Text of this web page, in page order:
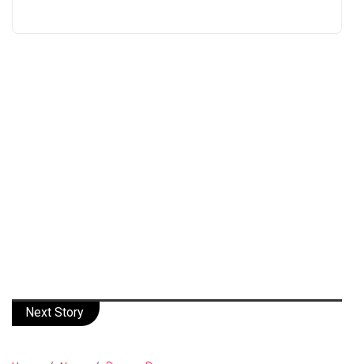
Next Story